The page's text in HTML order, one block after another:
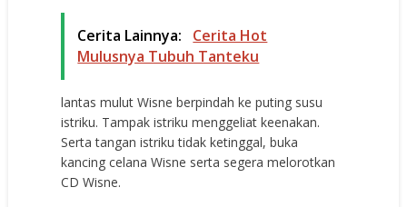
Cerita Lainnya:
Cerita Hot
Mulusnya Tubuh Tanteku
lantas mulut Wisne berpindah ke puting susu
istriku. Tampak istriku menggeliat keenakan.
Serta tangan istriku tidak ketinggal, buka
kancing celana Wisne serta segera melorotkan
CD Wisne.